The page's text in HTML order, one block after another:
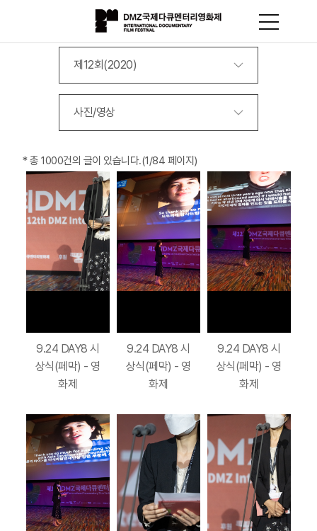
제12회(2020)
사진/영상
*총 1000건의 글이 있습니다.(1/84 페이지)
9.24 DAY8 시
상식(페막) - 영
화제
9.24 DAY8 시
상식(페막) - 영
화제
9.24 DAY8 시
상식(페막) - 영
화제